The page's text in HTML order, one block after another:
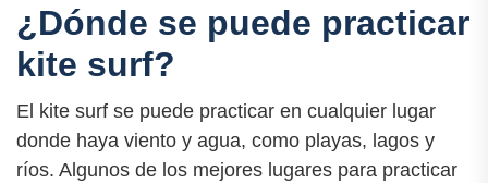
¿Dónde se puede practicar
kite surf?
El kite surf se puede practicar en cualquier lugar
donde haya viento y agua, como playas, lagos y
ríos. Algunos de los mejores lugares para practicar